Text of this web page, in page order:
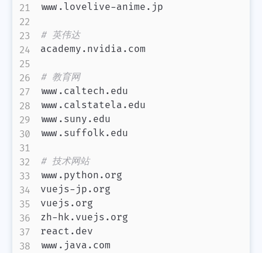
www.lovelive-anime.jp
# 英伟达
academy.nvidia.com
# 教育网
www.caltech.edu
www.calstatela.edu
www.suny.edu
www.suffolk.edu
# 技术网站
www.python.org
vuejs-jp.org
vuejs.org
zh-hk.vuejs.org
react.dev
www.java.com